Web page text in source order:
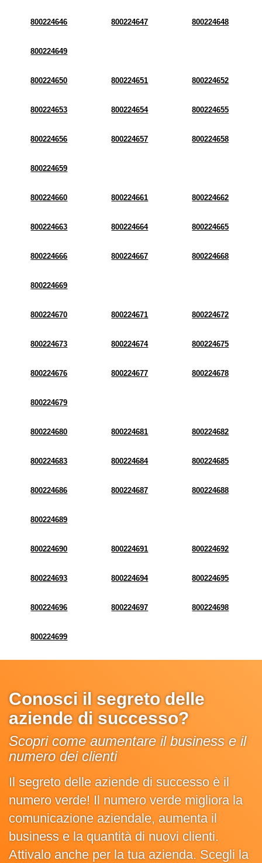
800224646 800224647 800224648
800224649
800224650 800224651 800224652
800224653 800224654 800224655
800224656 800224657 800224658
800224659
800224660 800224661 800224662
800224663 800224664 800224665
800224666 800224667 800224668
800224669
800224670 800224671 800224672
800224673 800224674 800224675
800224676 800224677 800224678
800224679
800224680 800224681 800224682
800224683 800224684 800224685
800224686 800224687 800224688
800224689
800224690 800224691 800224692
800224693 800224694 800224695
800224696 800224697 800224698
800224699
Conosci il segreto delle
aziende di successo?
Scopri come aumentare il business e il
numero dei clienti
Il segreto delle aziende di successo è il
numero verde! Il numero verde migliora la
comunicazione aziendale, aumenta il
business e la quantità di nuovi clienti.
Attivalo anche per la tua azienda. Scegli la